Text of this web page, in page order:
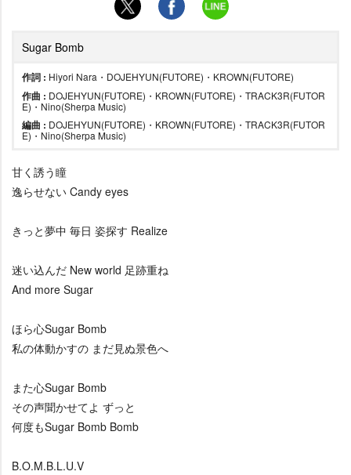
Sugar Bomb
作詞 : Hiyori Nara・DOJEHYUN(FUTORE)・KROWN(FUTORE)
作曲 : DOJEHYUN(FUTORE)・KROWN(FUTORE)・TRACK3R(FUTOR
E)・Nino(Sherpa Music)
編曲 : DOJEHYUN(FUTORE)・KROWN(FUTORE)・TRACK3R(FUTOR
E)・Nino(Sherpa Music)
甘く誘う瞳
逸らせない Candy eyes
きっと夢中 毎日 姿探す Realize
迷い込んだ New world 足跡重ね
And more Sugar
ほら心Sugar Bomb
私の体動かすの まだ見ぬ景色へ
また心Sugar Bomb
その声聞かせてよ ずっと
何度もSugar Bomb Bomb
B.O.M.B.L.U.V